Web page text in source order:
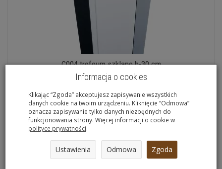
C004 trofeum szklane h-30 cm
Wybierz opcje
Informacja o cookies
Klikając “Zgoda” akceptujesz zapisywanie wszystkich
danych cookie na twoim urządzeniu. Kliknięcie “Odmowa”
oznacza zapisywanie tylko danych niezbędnych do
funkcjonowania strony. Więcej informacji o cookie w
polityce prywatności.
Ustawienia Odmowa Zgoda